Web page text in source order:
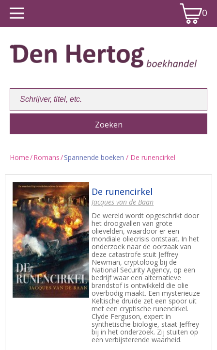
0
Home/Romans/Spannende boeken / De runencirkel
De runencirkel
Jacques van de Baan
De wereld wordt opgeschrikt door
het droogvallen van grote
olievelden, waardoor er een
mondiale oliecrisis ontstaat. In het
onderzoek naar de oorzaak van
deze catastrofe stuit Jeffrey
Newman, cryptoloog bij de
National Security Agency, op een
bedrijf waar een alternatieve
brandstof is ontwikkeld die olie
overbodig maakt. Een mysterieuze
Keltische druïde zet een spoor uit
met een cryptische runencirkel.
Clyde Ferguson, expert in
synthetische biologie, staat Jeffrey
bij in het onderzoek. Zij stuiten op
een verbijsterende waarheid.